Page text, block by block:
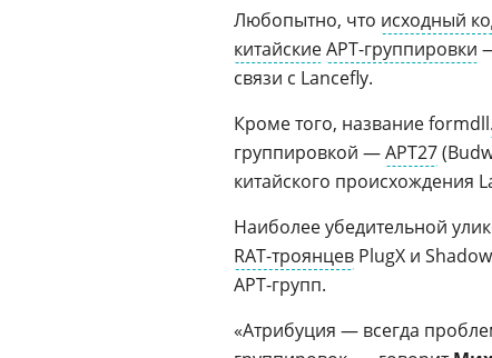
Любопытно, что исходный
китайскиеAPT-группировки
связи с Lancefly.
Кроме того, название formdll
группировкой —APT27
китайского происхождения
Наиболее убедительной
RAT-троянцев PlugX и
APT-групп.
«Атрибуция — всегда